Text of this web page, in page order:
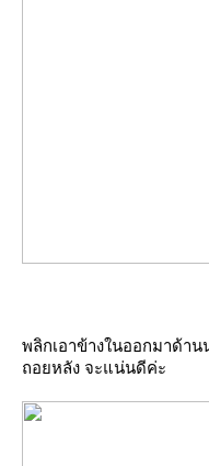
พลิกเอาข้างในออกมาด้า
ถอยหลัง จะแน่นดีค่ะ